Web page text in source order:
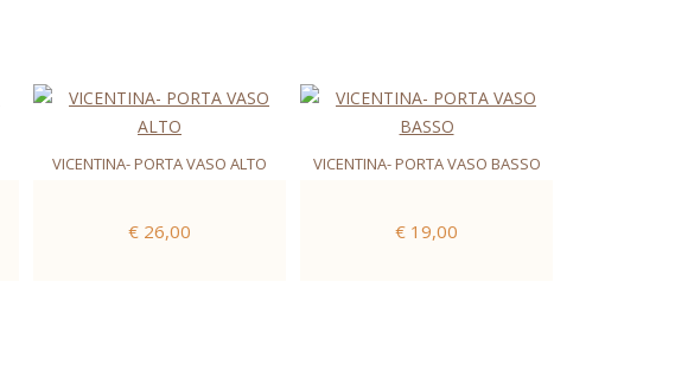
VICENTINA- PORTA VASO ALTO
€ 26,00
VICENTINA- PORTA VASO BASSO
€ 19,00